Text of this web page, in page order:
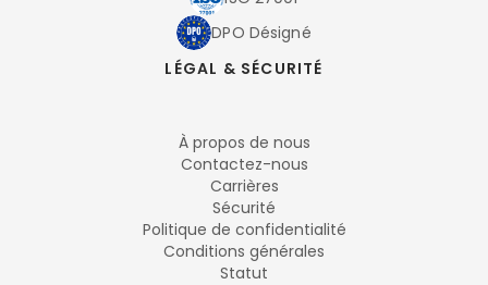
DPO Désigné
LÉGAL & SÉCURITÉ
À propos de nous
Contactez-nous
Carrières
Sécurité
Politique de confidentialité
Conditions générales
Statut